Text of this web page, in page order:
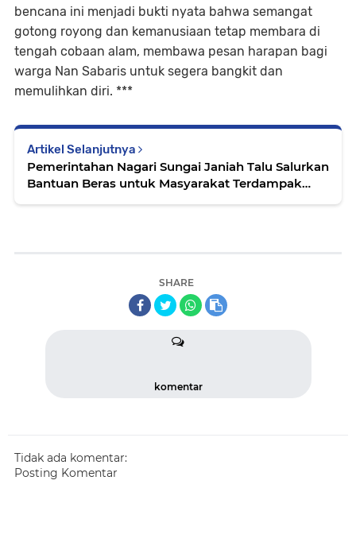
bencana ini menjadi bukti nyata bahwa semangat
gotong royong dan kemanusiaan tetap membara di
tengah cobaan alam, membawa pesan harapan bagi
warga Nan Sabaris untuk segera bangkit dan
memulihkan diri. ***
Artikel Selanjutnya
Pemerintahan Nagari Sungai Janiah Talu Salurkan
Bantuan Beras untuk Masyarakat Terdampak
SHARE
komentar
Tidak ada komentar:
Posting Komentar